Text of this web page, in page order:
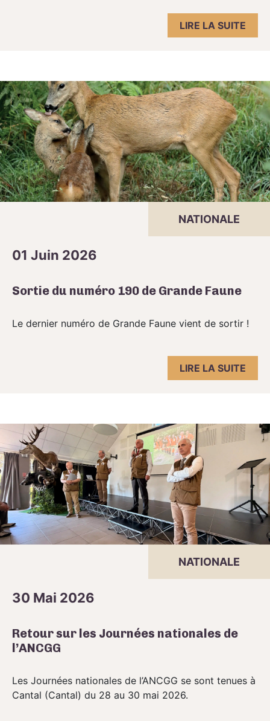
LIRE LA SUITE
NATIONALE
01 Juin 2026
Sortie du numéro 190 de Grande Faune
Le dernier numéro de Grande Faune vient de sortir !
LIRE LA SUITE
NATIONALE
30 Mai 2026
Retour sur les Journées nationales de
l’ANCGG
Les Journées nationales de l’ANCGG se sont tenues à
Cantal (Cantal) du 28 au 30 mai 2026.